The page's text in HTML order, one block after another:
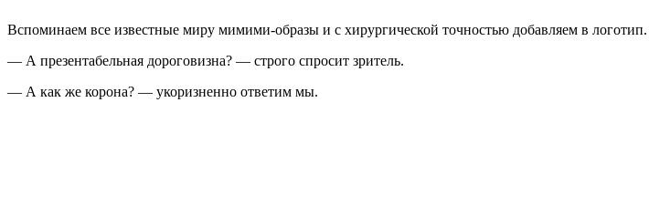
Вспоминаем все известные миру мимими-образы и с хирургической точностью добавляем в
— А презентабельная дороговизна? — строго спросит зритель.
— А как же корона? — укоризненно ответим мы.